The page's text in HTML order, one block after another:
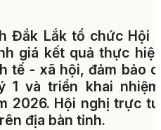
Đắk Lắk tổ chức Hội
giá kết quả thực
tế - xã hội, đảm bảo
1 và triển khai
2026. Hội nghị trực
địa bàn tỉnh.